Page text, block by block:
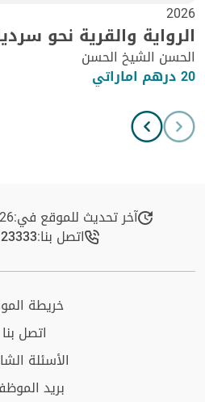
2026
الرواية والقرية نحو
الحسن الشيخ الحسن
20 درهم اماراتي
آخر تحديث للموقع في:
اتصل بنا:
خريطة
اتصل بنا
الأسئلة
بريد